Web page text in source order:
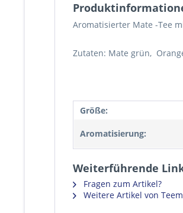
Aromatisierter Mate -Tee
Zutaten: Mate grün,
Größe:
Aromatisierung:
Weiterführende
Fragen zum Artikel?
Weitere Artikel von